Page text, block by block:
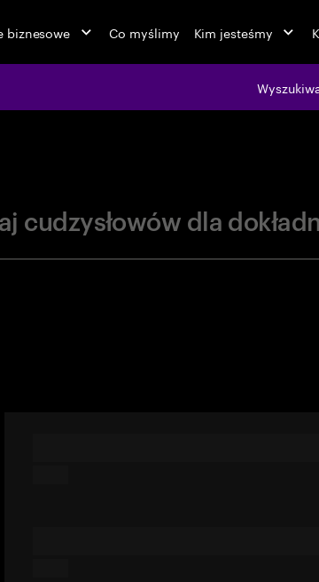
biznesowe Co myślimy Kim jesteśmy
at
cudzysłowów dla